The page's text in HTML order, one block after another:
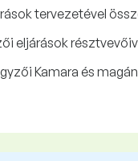
tervezetével
eljárások
Kamara és